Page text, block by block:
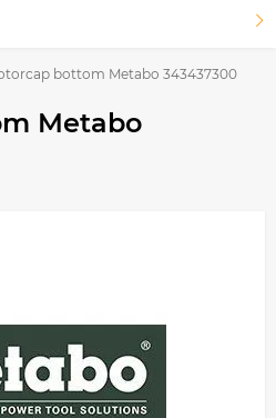
bottom Metabo 343437300
Metabo